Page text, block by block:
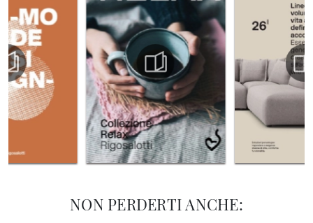
NON PERDERTI ANCHE: